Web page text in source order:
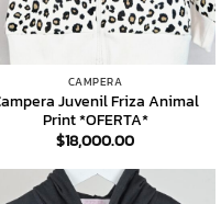
CAMPERA
Juvenil Friza Animal
Print *OFERTA*
$18,000.00